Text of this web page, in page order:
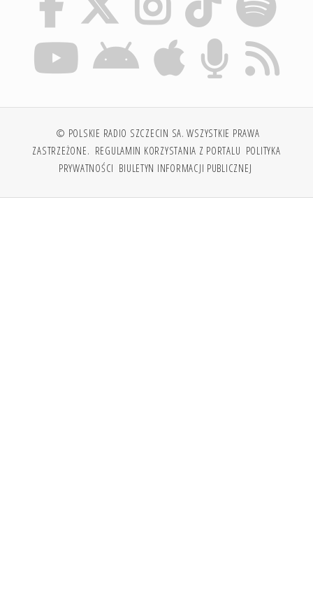
© POLSKIE RADIO SZCZECIN SA. WSZYSTKIE PRAWA
ZASTRZEŻONE. REGULAMIN KORZYSTANIA Z PORTALU POLITYKA
PRYWATNOŚCI BIULETYN INFORMACJI PUBLICZNEJ